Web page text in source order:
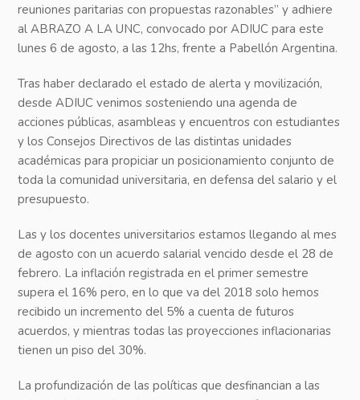
reuniones paritarias con propuestas razonables” y adhiere
al ABRAZO A LA UNC, convocado por ADIUC para este
lunes 6 de agosto, a las 12hs, frente a Pabellón Argentina.
Tras haber declarado el estado de alerta y movilización,
desde ADIUC venimos sosteniendo una agenda de
acciones públicas, asambleas y encuentros con estudiantes
y los Consejos Directivos de las distintas unidades
académicas para propiciar un posicionamiento conjunto de
toda la comunidad universitaria, en defensa del salario y el
presupuesto.
Las y los docentes universitarios estamos llegando al mes
de agosto con un acuerdo salarial vencido desde el 28 de
febrero. La inflación registrada en el primer semestre
supera el 16% pero, en lo que va del 2018 solo hemos
recibido un incremento del 5% a cuenta de futuros
acuerdos, y mientras todas las proyecciones inflacionarias
tienen un piso del 30%.
La profundización de las políticas que desfinancian a las